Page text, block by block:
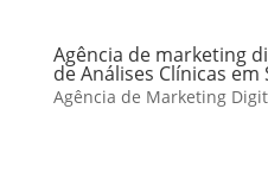
Agência de marketing
de Análises Clínicas em
Agência de Marketing